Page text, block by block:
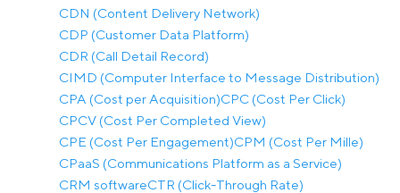
CDN (Content Delivery Network)
CDP (Customer Data Platform)
CDR (Call Detail Record)
CIMD (Computer Interface to Message Distribution)
CPA (Cost per Acquisition)CPC (Cost Per Click)
CPCV (Cost Per Completed View)
CPE (Cost Per Engagement)CPM (Cost Per Mille)
CPaaS (Communications Platform as a Service)
CRM softwareCTR (Click-Through Rate)